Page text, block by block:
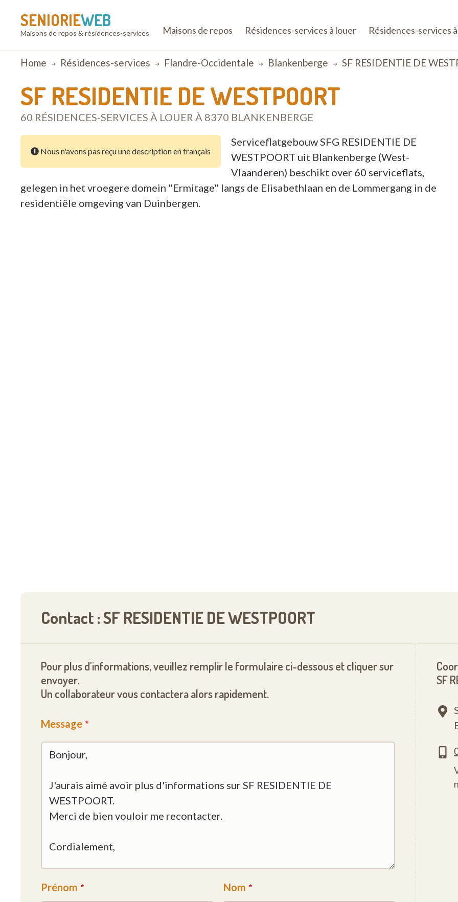
SENIORIEWEB
Maisons de repos & résidences-services Maisons de repos Résidences-services à louer Résidences-services
Breadcrumb
Home Résidences-services Flandre-Occidentale Blankenberge SF RESIDENTIE DE
SF RESIDENTIE DE WESTPOORT
60 RÉSIDENCES-SERVICES À LOUER À 8370 BLANKENBERGE
Nous n'avons pas reçu une description en français
Serviceflatgebouw SFG RESIDENTIE DE
WESTPOORT uit Blankenberge (West-
Vlaanderen) beschikt over 60 serviceflats,
gelegen in het vroegere domein "Ermitage" langs de Elisabethlaan en de Lommergang in de
residentiële omgeving van Duinbergen.
Contact : SF RESIDENTIE DE WESTPOORT
Pour plus d'informations, veuillez remplir le formulaire ci-dessous et cliquer sur
envoyer.
Un collaborateur vous contactera alors rapidement.
Message
Prénom Nom
SF